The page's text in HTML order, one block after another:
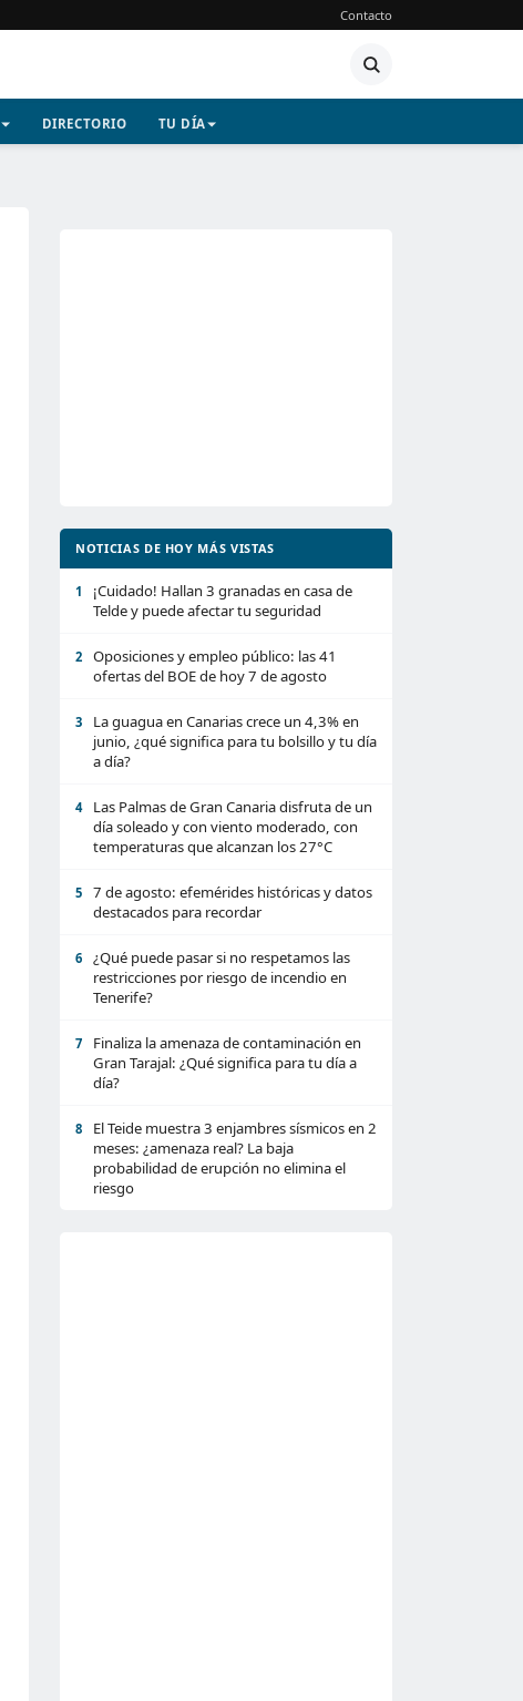
Contacto
DIRECTORIO TU DÍA
NOTICIAS DE HOY MÁS VISTAS
1
¡Cuidado! Hallan 3 granadas en casa de
Telde y puede afectar tu seguridad
2
Oposiciones y empleo público: las 41
ofertas del BOE de hoy 7 de agosto
3
La guagua en Canarias crece un 4,3% en
junio, ¿qué significa para tu bolsillo y tu día
a día?
4
Las Palmas de Gran Canaria disfruta de un
día soleado y con viento moderado, con
temperaturas que alcanzan los 27°C
5
7 de agosto: efemérides históricas y datos
destacados para recordar
6
¿Qué puede pasar si no respetamos las
restricciones por riesgo de incendio en
Tenerife?
7
Finaliza la amenaza de contaminación en
Gran Tarajal: ¿Qué significa para tu día a
día?
8
El Teide muestra 3 enjambres sísmicos en 2
meses: ¿amenaza real? La baja
probabilidad de erupción no elimina el
riesgo